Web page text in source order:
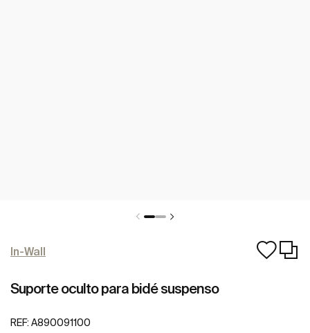
In-Wall
Suporte oculto para bidé suspenso
REF: A890091100